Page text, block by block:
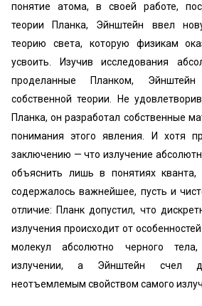
понятие атома, в своей работе,
теории Планка, Эйнштейн ввел
теорию света, которую физикам
усвоить. Изучив исследования
проделанные Планком,
собственной теории. Не
Планка, он разработал собственные
понимания этого явления. И хотя
заключению — что излучение
объяснить лишь в понятиях
содержалось важнейшее, пусть и
отличие: Планк допустил, что
излучения происходит от
молекул абсолютно черного
излучении, а Эйнштейн счел
неотъемлемым свойством самого